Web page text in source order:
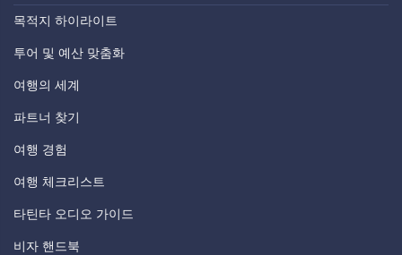
목적지 하이라이트
투어 및 예산 맞춤화
여행의 세계
파트너 찾기
여행 경험
여행 체크리스트
타틴타 오디오 가이드
비자 핸드북